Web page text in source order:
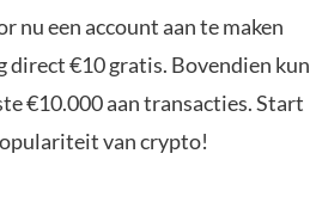
nu een account aan te maken
direct €10 gratis. Bovendien kun
€10.000 aan transacties. Start
van crypto!